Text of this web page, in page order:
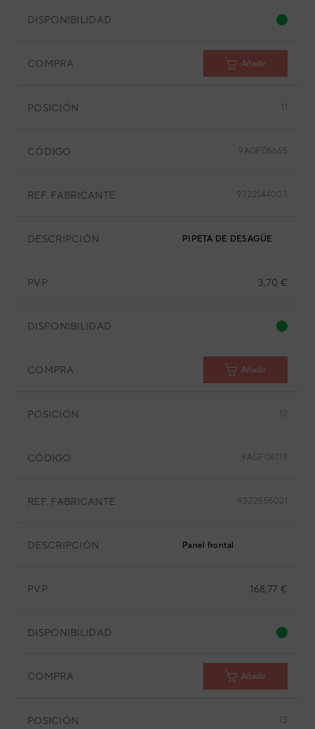
DISPONIBILIDAD
COMPRA Añadir
POSICIÓN 11
CÓDIGO 9AGF06665
REF. FABRICANTE 9322144003
DESCRIPCIÓN PIPETA DE DESAGÜE
PVP 3,70 €
DISPONIBILIDAD
COMPRA Añadir
POSICIÓN 12
CÓDIGO 9AGF06719
REF. FABRICANTE 9322555021
DESCRIPCIÓN Panel frontal
PVP 168,77 €
DISPONIBILIDAD
COMPRA Añadir
POSICIÓN 13